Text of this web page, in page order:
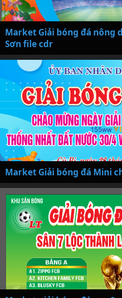
Market Giải bóng đá nông
Sơn file cdr
Market Giải bóng đá Mini